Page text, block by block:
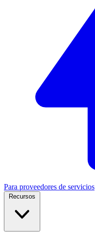
Para proveedores de servicios